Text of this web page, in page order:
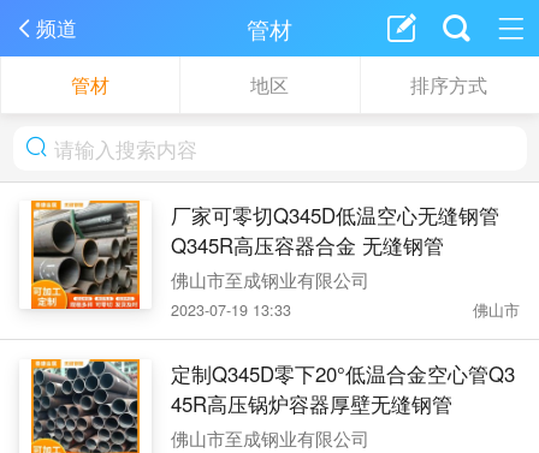
频道 管材
管材 地区 排序方式
厂家可零切Q345D低温空心无缝钢管
Q345R高压容器合金 无缝钢管
佛山市至成钢业有限公司
2023-07-19 13:33 佛山市
定制Q345D零下20°低温合金空心管Q3
45R高压锅炉容器厚壁无缝钢管
佛山市至成钢业有限公司